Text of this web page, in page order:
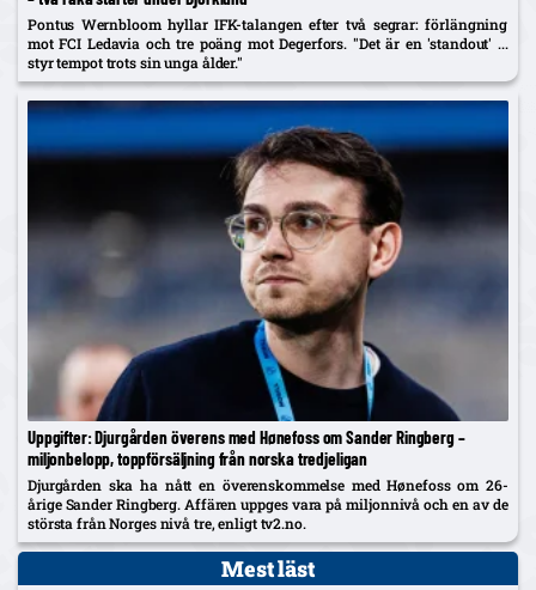
Pontus Wernbloom hyllar IFK-talangen efter två segrar: förlängning
mot FCI Ledavia och tre poäng mot Degerfors. "Det är en 'standout' ...
styr tempot trots sin unga ålder."
Uppgifter: Djurgården överens med Hønefoss om Sander Ringberg –
miljonbelopp, toppförsäljning från norska tredjeligan
Djurgården ska ha nått en överenskommelse med Hønefoss om 26-
årige Sander Ringberg. Affären uppges vara på miljonnivå och en av de
största från Norges nivå tre, enligt tv2.no.
Mest läst